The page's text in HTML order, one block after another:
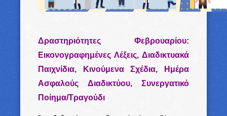
Δραστηριότητες Φεβρουαρίου:
Εικονογραφημένες Λέξεις, Διαδικτυακά
Παιχνίδια, Κινούμενα Σχέδια, Ημέρα
Ασφαλούς Διαδικτύου, Συνεργατικό
Ποίημα/Τραγούδι